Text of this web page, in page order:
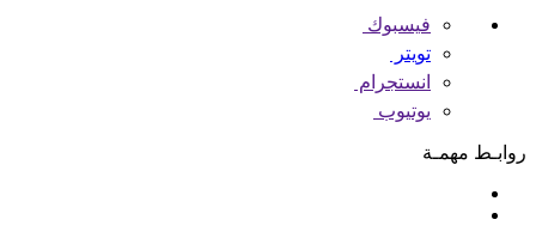
فيسبوك
تويتر
انستجرام
يوتيوب
روابـط مهمـة